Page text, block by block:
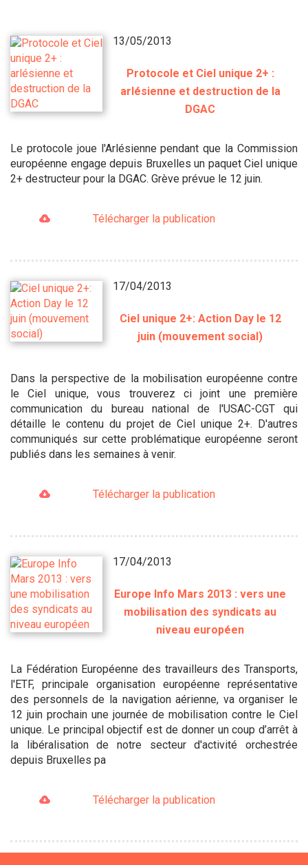
13/05/2013
Protocole et Ciel unique 2+ :
arlésienne et destruction de la
DGAC
Le protocole joue l'Arlésienne pendant que la Commission
européenne engage depuis Bruxelles un paquet Ciel unique
2+ destructeur pour la DGAC. Grève prévue le 12 juin.
Télécharger la publication
17/04/2013
Ciel unique 2+: Action Day le 12
juin (mouvement social)
Dans la perspective de la mobilisation européenne contre
le Ciel unique, vous trouverez ci joint une première
communication du bureau national de l'USAC-CGT qui
détaille le contenu du projet de Ciel unique 2+. D'autres
communiqués sur cette problématique européenne seront
publiés dans les semaines à venir.
Télécharger la publication
17/04/2013
Europe Info Mars 2013 : vers une
mobilisation des syndicats au
niveau européen
La Fédération Européenne des travailleurs des Transports,
l'ETF, principale organisation européenne représentative
des personnels de la navigation aérienne, va organiser le
12 juin prochain une journée de mobilisation contre le Ciel
unique. Le principal objectif est de donner un coup d’arrêt à
la libéralisation de notre secteur d'activité orchestrée
depuis Bruxelles pa
Télécharger la publication